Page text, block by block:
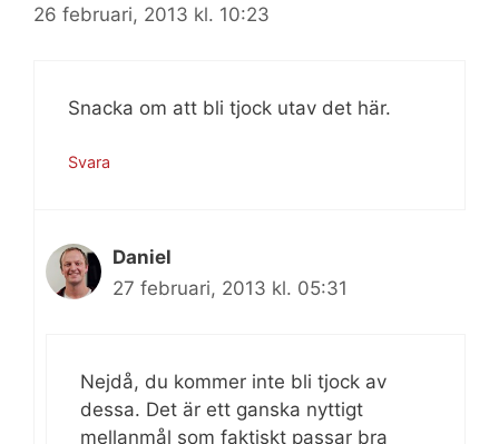
26 februari, 2013 kl. 10:23
Snacka om att bli tjock utav det här.
Svara
Daniel
27 februari, 2013 kl. 05:31
Nejdå, du kommer inte bli tjock av
dessa. Det är ett ganska nyttigt
mellanmål som faktiskt passar bra